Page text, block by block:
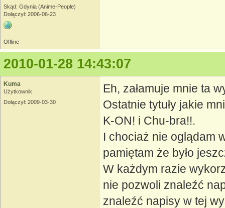
Skąd: Gdynia (Anime-People)
Dołączył: 2006-06-23
Offline
2010-01-28 14:43:07
Kuma
Użytkownik
Dołączył: 2009-03-30
Eh, załamuje mnie ta
Ostatnie tytuły jakie
K-ON! i Chu-bra!!.
I chociaż nie oglądam
pamiętam że było
W każdym razie
nie pozwoli znaleźć
znaleźć napisy w tej